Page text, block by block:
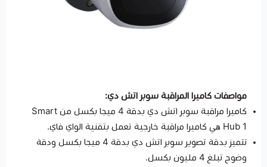
مواصفات كاميرا المراقبة سوبر اتش دي:
كاميرا مراقبة سوبر اتش دي بدقة 4 ميجا بكسل من Smart
Hub 1 هي كاميرا مراقبة خارجية تعمل بتقنية الواي فاي.
تتميز بدقة تصوير سوبر اتش دي بدقة 4 ميجا بكسل ودقة
وضوح تبلغ 4 مليون بكسل.